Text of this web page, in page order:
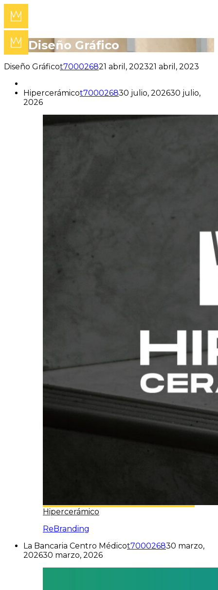
Diseño Gráfico
Diseño Gráficot700026821 abril, 202321 abril, 2023
Hipercerámicot700026830 julio, 202630 julio,
2026
Hipercerámico
ReBranding
La Bancaria Centro Médicot700026830 marzo,
202630 marzo, 2026